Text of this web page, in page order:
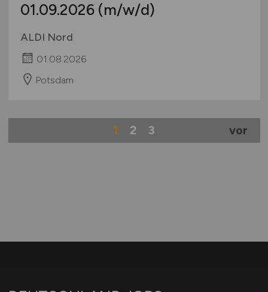
01.09.2026 (m/w/d)
ALDI Nord
01.08.2026
Potsdam
1 2 3 vor